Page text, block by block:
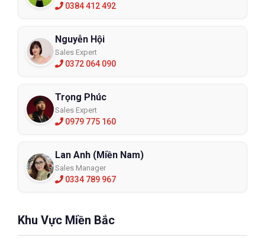
0384 412 492
Nguyễn Hội
Sales Expert
0372 064 090
Trọng Phúc
Sales Expert
0979 775 160
Lan Anh (Miền Nam)
Sales Manager
0334 789 967
Khu Vực Miền Bắc